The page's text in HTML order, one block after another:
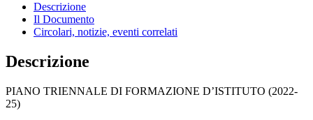
Descrizione
Il Documento
Circolari, notizie, eventi correlati
Descrizione
PIANO TRIENNALE DI FORMAZIONE D’ISTITUTO (2022-
25)